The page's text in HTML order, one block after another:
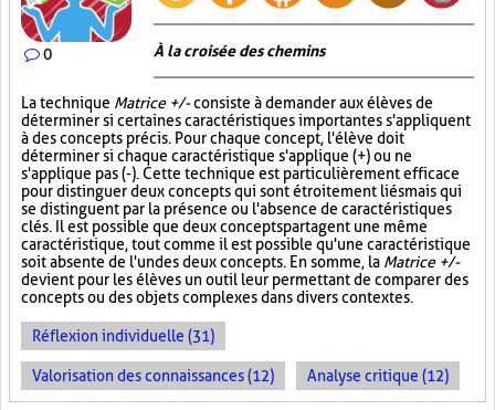
0 À la croisée des chemins
La technique Matrice +/-consiste à demander aux élèves de
déterminer si certaines caractéristiques importantes s'appliquent
à des concepts précis. Pour chaque concept, l'élève doit
déterminer si chaque caractéristique s'applique (+) ou ne
s'applique pas (-). Cette technique est particulièrement efficace
pour distinguer deux concepts qui sont étroitement liés mais qui
se distinguent par la présence ou l'absence de caractéristiques
clés. Il est possible que deux concepts partagent une même
caractéristique, tout comme il est possible qu'une caractéristique
soit absente de l'un des deux concepts. En somme, la Matrice +/-
devient pour les élèves un outil leur permettant de comparer des
concepts ou des objets complexes dans divers contextes.
Réflexion individuelle (31)
Valorisation des connaissances (12) Analyse critique (12)